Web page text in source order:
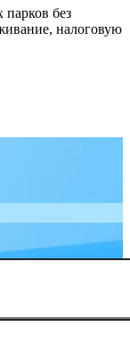
без
налоговую